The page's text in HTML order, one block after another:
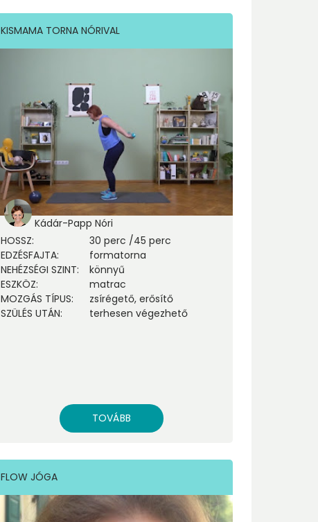
KISMAMA TORNA NÓRIVAL
Kádár-Papp Nóri
HOSSZ: 30 perc /45 perc
EDZÉSFAJTA:
formatorna
NEHÉZSÉGI SZINT:
könnyű
ESZKÖZ:
matrac
MOZGÁS TÍPUS:
zsírégető, erősítő
SZÜLÉS UTÁN: terhesen végezhető
TOVÁBB
FLOW JÓGA